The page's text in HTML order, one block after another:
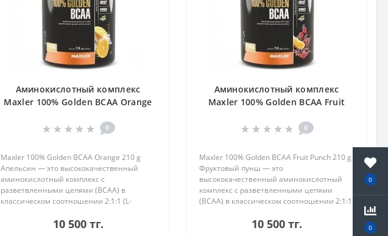
0
0
Аминокислотный комплекс
Maxler 100% Golden BCAA Orange
0
Maxler 100% Golden BCAA Orange 210 g
Апельсин — это высококачественный
аминокислотный комплекс с
разветвленными цепями (BCAA) в
классическом соотношении 2:1:1 (L-
продукт идеально подходит для
10 500 тг.
Аминокислотный комплекс
Maxler 100% Golden BCAA Fruit
0
Maxler 100% Golden BCAA Fruit Punch 210 g
Фруктовый пунш — это
высококачественный аминокислотный
комплекс с разветвленными цепями
(BCAA) в классическом соотношении 2:1:1
продукт идеально подходит для
10 500 тг.